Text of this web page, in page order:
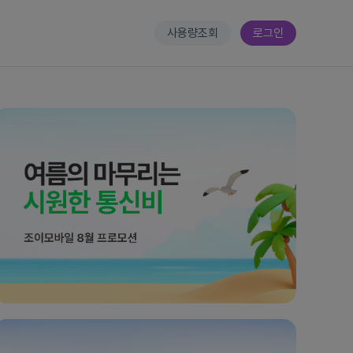
사용량조회 로그인